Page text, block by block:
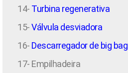
14- Turbina regenerativa
15-Válvula desviadora
16- Descarregador de big bag
17- Empilhadeira